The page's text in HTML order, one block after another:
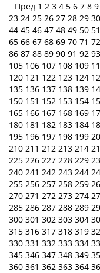
Пред 1 2 3 4 5 6 7 8 9
23 24 25 26 27 28 29 30
44 45 46 47 48 49 50 51
65 66 67 68 69 70 71 72
86 87 88 89 90 91 92 93
105 106 107 108 109
120 121 122 123 124
135 136 137 138 139
150 151 152 153 154
165 166 167 168 169
180 181 182 183 184
195 196 197 198 199
210 211 212 213 214
225 226 227 228 229
240 241 242 243 244
255 256 257 258 259
270 271 272 273 274
285 286 287 288 289
300 301 302 303 304
315 316 317 318 319
330 331 332 333 334
345 346 347 348 349
360 361 362 363 364